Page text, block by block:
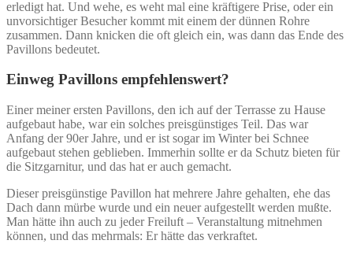
erledigt hat. Und wehe, es weht mal eine kräftigere Prise, oder ein
unvorsichtiger Besucher kommt mit einem der dünnen Rohre
zusammen. Dann knicken die oft gleich ein, was dann das Ende des
Pavillons bedeutet.
Einweg Pavillons empfehlenswert?
Einer meiner ersten Pavillons, den ich auf der Terrasse zu Hause
aufgebaut habe, war ein solches preisgünstiges Teil. Das war
Anfang der 90er Jahre, und er ist sogar im Winter bei Schnee
aufgebaut stehen geblieben. Immerhin sollte er da Schutz bieten für
die Sitzgarnitur, und das hat er auch gemacht.
Dieser preisgünstige Pavillon hat mehrere Jahre gehalten, ehe das
Dach dann mürbe wurde und ein neuer aufgestellt werden mußte.
Man hätte ihn auch zu jeder Freiluft – Veranstaltung mitnehmen
können, und das mehrmals: Er hätte das verkraftet.